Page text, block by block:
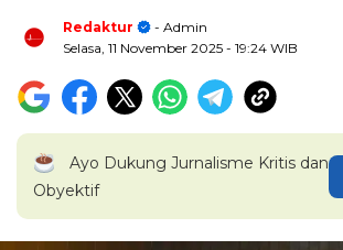
Redaktur
- Admin
Selasa, 11 November 2025 - 19:24 WIB
Ayo Dukung Jurnalisme Kritis dan
Obyektif